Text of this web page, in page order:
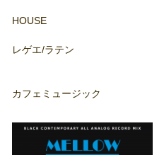
HOUSE
レゲエ/ラテン
カフェミュージック